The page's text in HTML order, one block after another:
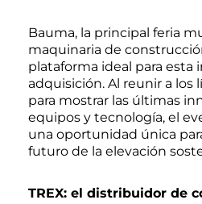
Bauma, la principal feria
maquinaria de
plataforma ideal para esta
adquisición. Al reunir a los
para mostrar las últimas
equipos y tecnología, el
una oportunidad única
futuro de la elevación
TREX: el distribuidor de